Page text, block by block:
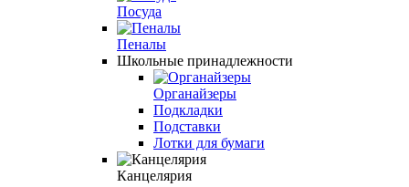
Посуда
Пеналы
Школьные принадлежности
Органайзеры
Подкладки
Подставки
Лотки для бумаги
Канцелярия